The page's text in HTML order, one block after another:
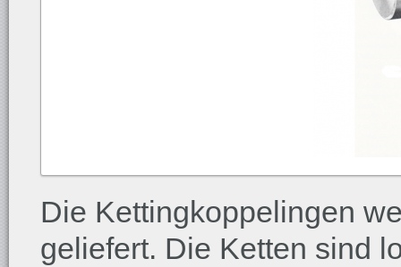
Die Kettingkoppelingen
geliefert. Die Ketten sind